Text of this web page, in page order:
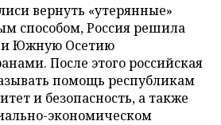
вернуть «утерянные»
способом, Россия решила
и Южную Осетию
После этого российская
помощь республикам
и безопасность, а также
экономическом